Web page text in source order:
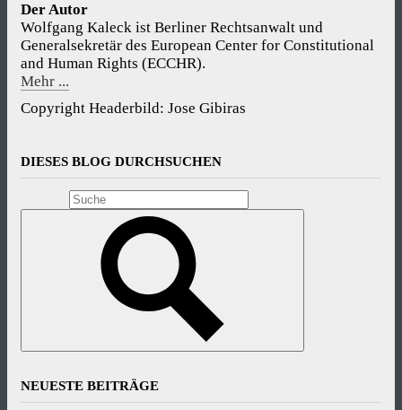
Der Autor
Wolfgang Kaleck ist Berliner Rechtsanwalt und
Generalsekretär des European Center for Constitutional
and Human Rights (ECCHR).
Mehr ...
Copyright Headerbild: Jose Gibiras
DIESES BLOG DURCHSUCHEN
NEUESTE BEITRÄGE